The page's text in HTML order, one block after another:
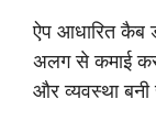
ऐप आधारित कैब
अलग से कमाई
और व्यवस्था बनी